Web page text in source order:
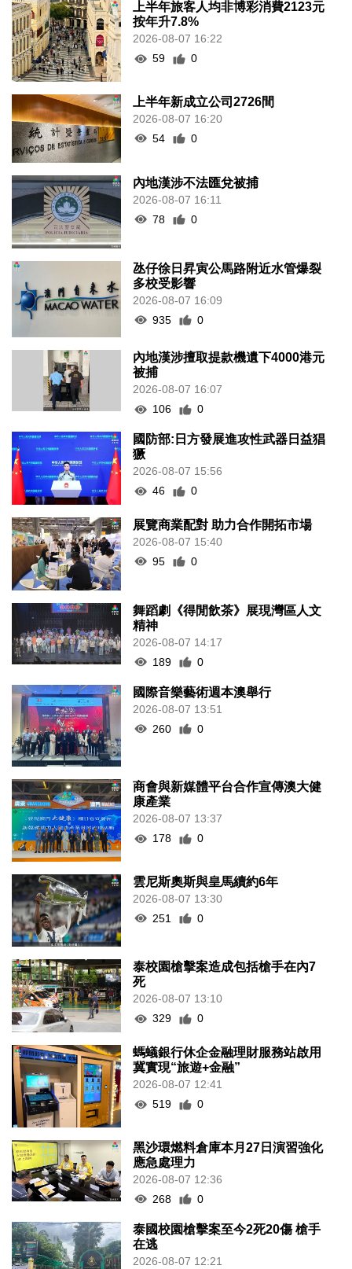
上半年旅客人均非博彩消費2123元
按年升7.8%
2026-08-07 16:22
59
0
上半年新成立公司2726間
2026-08-07 16:20
54
0
內地漢涉不法匯兌被捕
2026-08-07 16:11
78
0
氹仔徐日昇寅公馬路附近水管爆裂
多校受影響
2026-08-07 16:09
935
0
內地漢涉擅取提款機遺下4000港元
被捕
2026-08-07 16:07
106
0
國防部:日方發展進攻性武器日益猖
獗
2026-08-07 15:56
46
0
展覽商業配對 助力合作開拓市場
2026-08-07 15:40
95
0
舞蹈劇《得閒飲茶》展現灣區人文
精神
2026-08-07 14:17
189
0
國際音樂藝術週本澳舉行
2026-08-07 13:51
260
0
商會與新媒體平台合作宣傳澳大健
康產業
2026-08-07 13:37
178
0
雲尼斯奧斯與皇馬續約6年
2026-08-07 13:30
251
0
泰校園槍擊案造成包括槍手在內7
死
2026-08-07 13:10
329
0
螞蟻銀行休企金融理財服務站啟用
冀實現“旅遊+金融”
2026-08-07 12:41
519
0
黑沙環燃料倉庫本月27日演習強化
應急處理力
2026-08-07 12:36
268
0
泰國校園槍擊案至今2死20傷 槍手
在逃
2026-08-07 12:21